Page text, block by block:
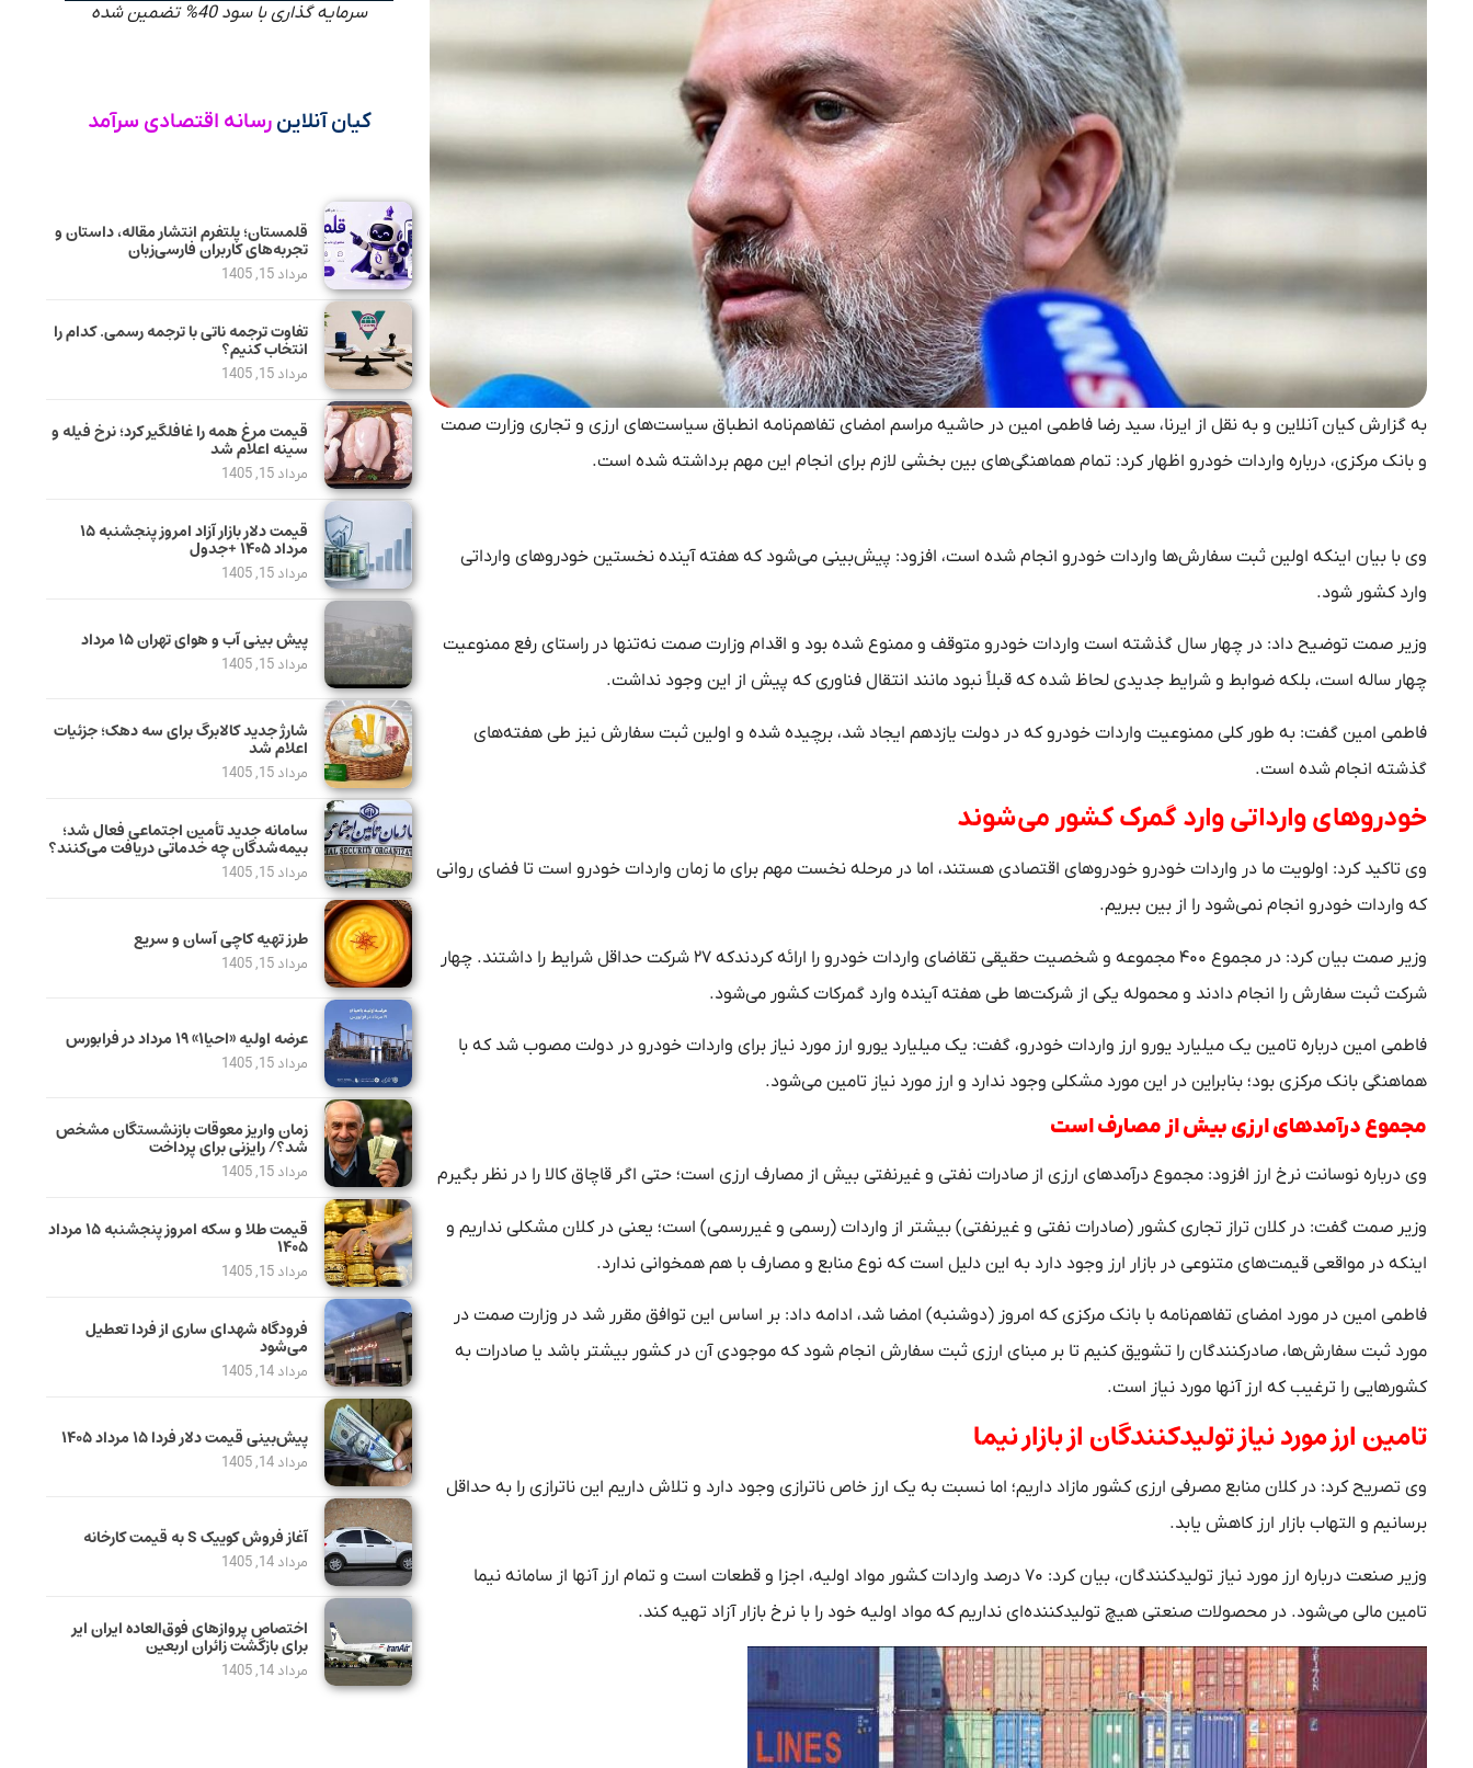
به گزارش کیان آنلاین و به نقل از ایرنا، سید رضا فاطمی امین در حاشیه مراسم امضای تفاهم‌نامه انطباق سیاست‌های ارزی و تجاری وزارت صمت
و بانک مرکزی، درباره واردات خودرو اظهار کرد: تمام هماهنگی‌های بین بخشی لازم برای انجام این مهم برداشته شده است.
وی با بیان اینکه اولین ثبت سفارش‌ها واردات خودرو انجام شده است، افزود: پیش‌بینی می‌شود که هفته آینده نخستین خودروهای وارداتی
وارد کشور شود.
وزیر صمت توضیح داد: در چهار سال گذشته است واردات خودرو متوقف و ممنوع شده بود و اقدام وزارت صمت نه‌تنها در راستای رفع ممنوعیت
چهار ساله است، بلکه ضوابط و شرایط جدیدی لحاظ شده که قبلاً نبود مانند انتقال فناوری که پیش از این وجود نداشت.
فاطمی امین گفت: به طور کلی ممنوعیت واردات خودرو که در دولت یازدهم ایجاد شد، برچیده شده و اولین ثبت سفارش نیز طی هفته‌های
گذشته انجام شده است.
خودروهای وارداتی وارد گمرک کشور می‌شوند
وی تاکید کرد: اولویت ما در واردات خودرو خودروهای اقتصادی هستند، اما در مرحله نخست مهم برای ما زمان واردات خودرو است تا فضای روانی
که واردات خودرو انجام نمی‌شود را از بین ببریم.
وزیر صمت بیان کرد: در مجموع ۴۰۰ مجموعه و شخصیت حقیقی تقاضای واردات خودرو را ارائه کردندکه ۲۷ شرکت حداقل شرایط را داشتند. چهار
شرکت ثبت سفارش را انجام دادند و محموله یکی از شرکت‌ها طی هفته آینده وارد گمرکات کشور می‌شود.
فاطمی امین درباره تامین یک میلیارد یورو ارز واردات خودرو، گفت: یک میلیارد یورو ارز مورد نیاز برای واردات خودرو در دولت مصوب شد که با
هماهنگی بانک مرکزی بود؛ بنابراین در این مورد مشکلی وجود ندارد و ارز مورد نیاز تامین می‌شود.
مجموع درآمدهای ارزی بیش از مصارف است
وی درباره نوسانت نرخ ارز افزود: مجموع درآمدهای ارزی از صادرات نفتی و غیرنفتی بیش از مصارف ارزی است؛ حتی اگر قاچاق کالا را در نظر بگیرم
وزیر صمت گفت: در کلان تراز تجاری کشور (صادرات نفتی و غیرنفتی) بیشتر از واردات (رسمی و غیررسمی) است؛ یعنی در کلان مشکلی نداریم و
اینکه در مواقعی قیمت‌های متنوعی در بازار ارز وجود دارد به این دلیل است که نوع منابع و مصارف با هم همخوانی ندارد.
فاطمی امین در مورد امضای تفاهم‌نامه با بانک مرکزی که امروز (دوشنبه) امضا شد، ادامه داد: بر اساس این توافق مقرر شد در وزارت صمت در
مورد ثبت سفارش‌ها، صادرکنندگان را تشویق کنیم تا بر مبنای ارزی ثبت سفارش انجام شود که موجودی آن در کشور بیشتر باشد یا صادرات به
کشورهایی را ترغیب که ارز آنها مورد نیاز است.
تامین ارز مورد نیاز تولیدکنندگان از بازار نیما
وی تصریح کرد: در کلان منابع مصرفی ارزی کشور مازاد داریم؛ اما نسبت به یک ارز خاص ناترازی وجود دارد و تلاش داریم این ناترازی را به حداقل
برسانیم و التهاب بازار ارز کاهش یابد.
وزیر صنعت درباره ارز مورد نیاز تولیدکنندگان، بیان کرد: ۷۰ درصد واردات کشور مواد اولیه، اجزا و قطعات است و تمام ارز آنها از سامانه نیما
تامین مالی می‌شود. در محصولات صنعتی هیچ تولیدکننده‌ای نداریم که مواد اولیه خود را با نرخ بازار آزاد تهیه کند.
سرمایه گذاری با سود 40% تضمین شده
کیان آنلاین رسانه اقتصادی سرآمد
قلمستان؛ پلتفرم انتشار مقاله، داستان و
تجربه‌های کاربران فارسی‌زبان
مرداد 15, 1405
تفاوت ترجمه ناتی با ترجمه رسمی. کدام را
انتخاب کنیم؟
مرداد 15, 1405
قیمت مرغ همه را غافلگیر کرد؛ نرخ فیله و
سینه اعلام شد
مرداد 15, 1405
قیمت دلار بازار آزاد امروز پنجشنبه ۱۵
مرداد ۱۴۰۵ +جدول
مرداد 15, 1405
پیش بینی آب و هوای تهران ۱۵ مرداد
مرداد 15, 1405
شارژ جدید کالابرگ برای سه دهک؛ جزئیات
اعلام شد
مرداد 15, 1405
سامانه جدید تأمین اجتماعی فعال شد؛
بیمه‌شدگان چه خدماتی دریافت می‌کنند؟
مرداد 15, 1405
طرز تهیه کاچی آسان و سریع
مرداد 15, 1405
عرضه اولیه «احیا۱» ۱۹ مرداد در فرابورس
مرداد 15, 1405
زمان واریز معوقات بازنشستگان مشخص
شد؟/ رایزنی برای پرداخت
مرداد 15, 1405
قیمت طلا و سکه امروز پنجشنبه ۱۵ مرداد
۱۴۰۵
مرداد 15, 1405
فرودگاه شهدای ساری از فردا تعطیل
می‌شود
مرداد 14, 1405
پیش‌بینی قیمت دلار فردا ۱۵ مرداد ۱۴۰۵
مرداد 14, 1405
آغاز فروش کوییک S به قیمت کارخانه
مرداد 14, 1405
اختصاص پروازهای فوق‌العاده ایران ایر
برای بازگشت زائران اربعین
مرداد 14, 1405